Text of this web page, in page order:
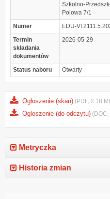
Szkolno-
Polowa 7/1
Numer
EDU-
Termin
składania
dokumentów
2026-05-29
Status naboru Otwarty
Ogłoszenie (skan) (PDF, 2.18
Ogloszenie (do odczytu) (DOC,
Metryczka
Historia zmian